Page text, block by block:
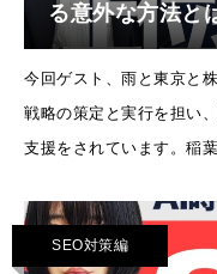
る意外な方法と
EC・ネットシ
今回ゲスト、雨と東京と
戦略の策定と実行を担い
支援をされています。稲
Webサ
SEO対策編